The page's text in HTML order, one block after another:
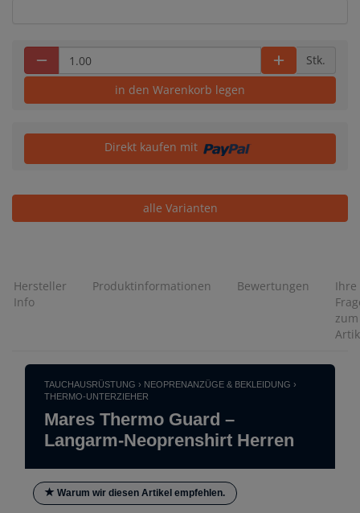
Stk.
in den Warenkorb legen
Direkt kaufen mit
alle Varianten
Hersteller
Info
Produktinformationen Bewertungen
Ihre
zum
TAUCHAUSRÜSTUNG › NEOPRENANZÜGE & BEKLEIDUNG ›
THERMO-UNTERZIEHER
Mares Thermo Guard –
Langarm-Neoprenshirt Herren
Warum wir diesen Artikel empfehlen.